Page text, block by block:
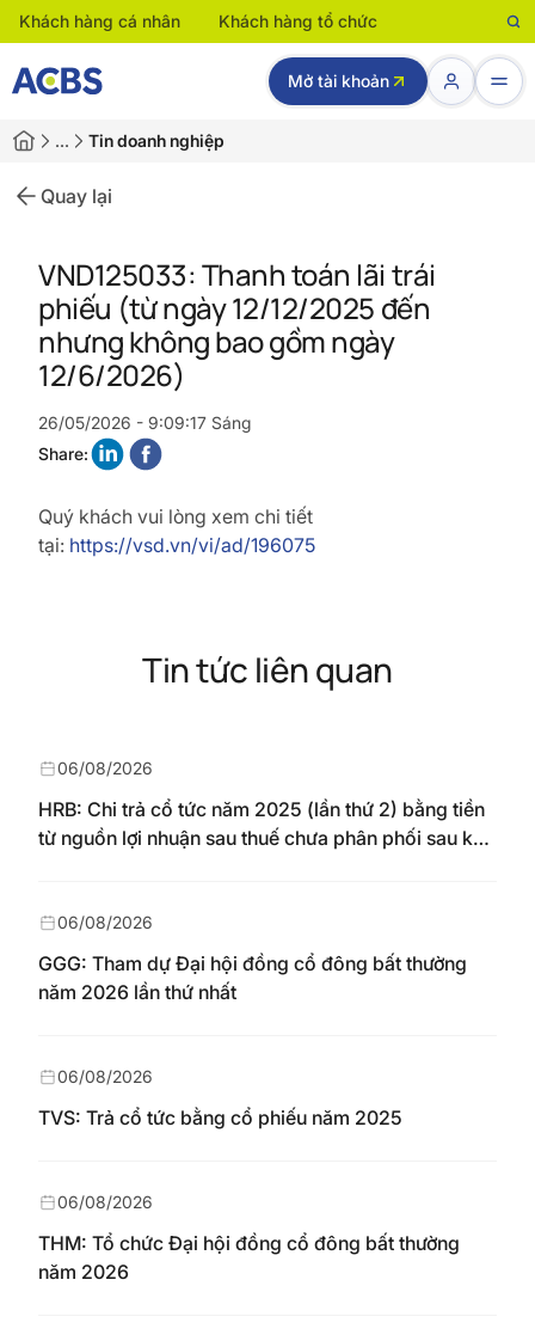
Khách hàng cá nhân Khách hàng tổ chức
Mở tài khoản
… Tin doanh nghiệp
Quay lại
VND125033: Thanh toán lãi trái
phiếu (từ ngày 12/12/2025 đến
nhưng không bao gồm ngày
12/6/2026)
26/05/2026 - 9:09:17 Sáng
Share:
Quý khách vui lòng xem chi tiết
tại: https://vsd.vn/vi/ad/196075
Tin tức liên quan
HRB: Chi trả cổ tức năm 2025 (lần thứ 2) bằng tiền
từ nguồn lợi nhuận sau thuế chưa phân phối sau khi
ngày 04/08/2026
06/08/2026
GGG: Tham dự Đại hội đồng cổ đông bất thường
năm 2026 lần thứ nhất
06/08/2026
TVS: Trả cổ tức bằng cổ phiếu năm 2025
06/08/2026
THM: Tổ chức Đại hội đồng cổ đông bất thường
năm 2026
06/08/2026